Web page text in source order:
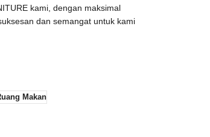
kami, dengan maksimal
dan semangat untuk kami
Makan